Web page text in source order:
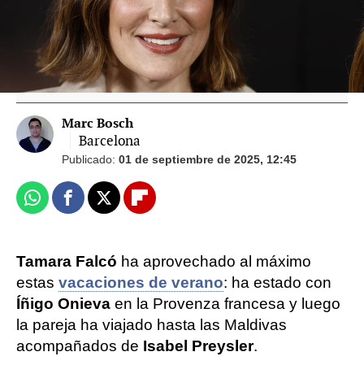
Marc Bosch
Barcelona
Publicado: 01 de septiembre de 2025, 12:45
WhatsappFacebook
X Flipboard
Tamara Falcó ha aprovechado al máximo
estas vacaciones de verano: ha estado con
Íñigo Onieva en la Provenza francesa y luego
la pareja ha viajado hasta las Maldivas
acompañados de Isabel Preysler.